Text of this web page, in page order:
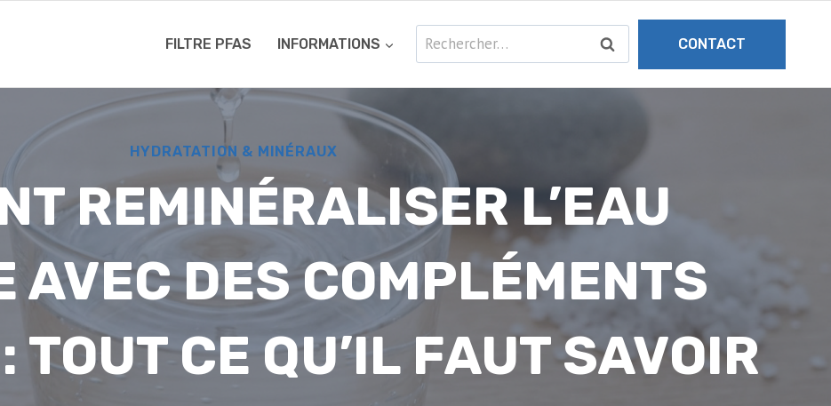
FILTRE PFAS INFORMATIONS Rechercher : CONTACT
HYDRATATION & MINÉRAUX
REMINÉRALISER L’EAU
AVEC DES COMPLÉMENTS
TOUT CE QU’IL FAUT SAVOIR